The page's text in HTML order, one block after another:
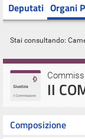
Deputati Organi
Stai consultando:
II
Composizione